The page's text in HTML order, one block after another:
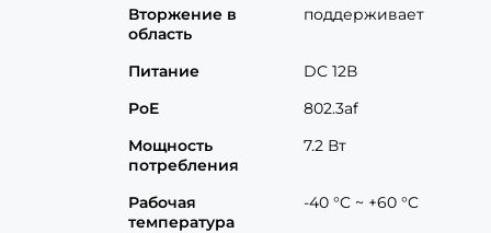
Вторжение в
область
поддерживает
Питание
DC 12В
PoE
802.3af
Мощность
потребления
7.2 Вт
Рабочая
температура
-40 °C ~ +60 °C